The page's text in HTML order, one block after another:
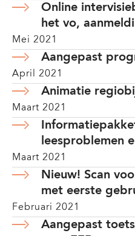
Online
het vo,
Mei 2021
Aangepast
April 2021
Animatie
Maart 2021
leesproblemen
Maart 2021
Nieuw! Scan
met eerste
Februari 2021
Aangepast